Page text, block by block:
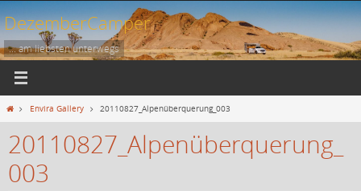
Zum
Inhalt
springen
DezemberCamper
... am liebsten unterwegs
StartEnvira Gallery 20110827_Alpenüberquerung_003
20110827_Alpenüberquerung_
003